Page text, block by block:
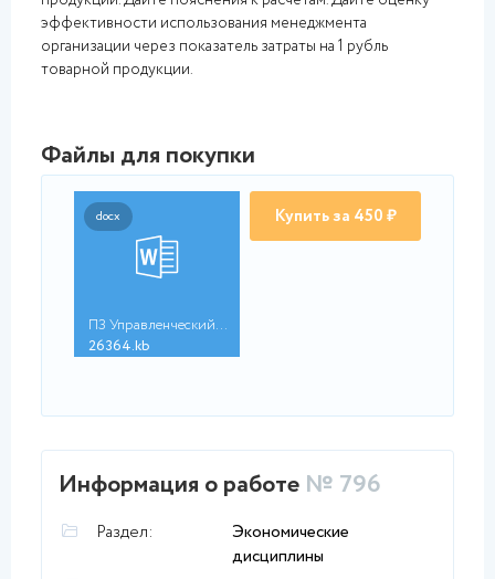
эффективности использования менеджмента
организации через показатель затраты на 1 рубль
товарной продукции.
Файлы для покупки
docx
ПЗ Управленческий уч...
26364.kb
Купить за 450 ₽
Информация о работе № 796
Раздел:
Экономические
дисциплины